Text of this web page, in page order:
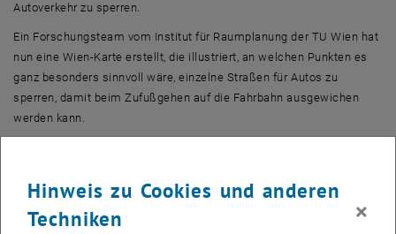
Autoverkehr zu sperren.
Ein Forschungsteam vom Institut für Raumplanung der TU Wien hat
nun eine Wien-Karte erstellt, die illustriert, an welchen Punkten es
ganz besonders sinnvoll wäre, einzelne Straßen für Autos zu
sperren, damit beim Zufußgehen auf die Fahrbahn ausgewichen
werden kann.
Personen über 65
„Für Menschen über 65 ist jeder Schritt vor die Haustüre ein Risiko.
Dennoch müssen sie täglichen Erledigungen nachgehen“, sagt
Hinweis zu Cookies und anderen
Techniken
×